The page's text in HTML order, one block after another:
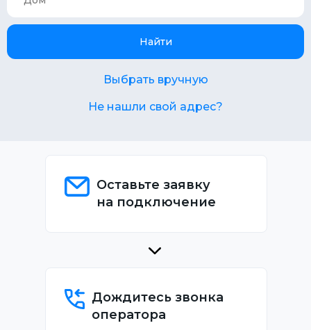
Найти
Выбрать вручную
Не нашли свой адрес?
Оставьте заявку
на подключение
Дождитесь звонка
оператора